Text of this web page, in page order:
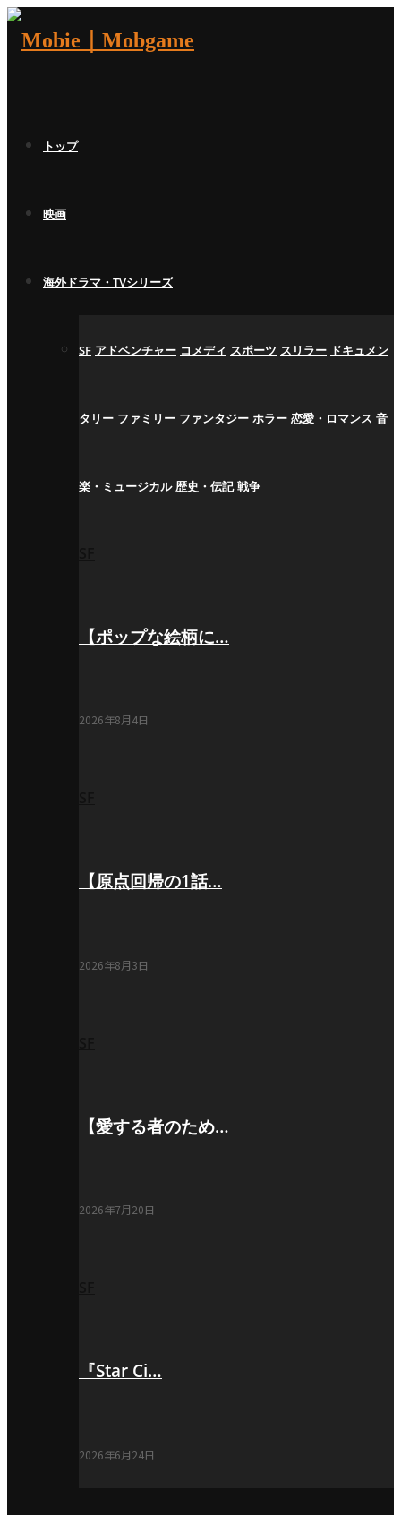
トップ
映画
海外ドラマ・TVシリーズ
SF アドベンチャー コメディ スポーツ スリラー ドキュメン
タリー ファミリー ファンタジー ホラー 恋愛・ロマンス 音
楽・ミュージカル 歴史・伝記 戦争
【ポップな絵柄に…
2026年8月4日
【原点回帰の1話…
2026年8月3日
【愛する者のため…
2026年7月20日
『Star Ci…
2026年6月24日